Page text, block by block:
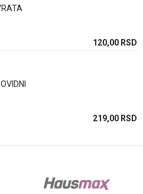
je 2 + 3 :
120,00 RSD
219,00 RSD